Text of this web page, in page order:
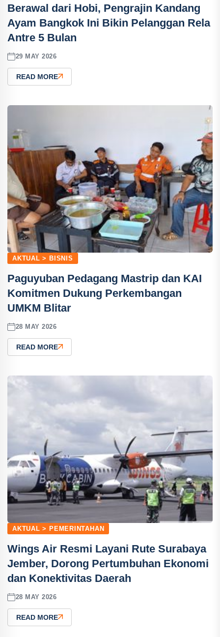
Berawal dari Hobi, Pengrajin Kandang
Ayam Bangkok Ini Bikin Pelanggan Rela
Antre 5 Bulan
29 MAY 2026
READ MORE
AKTUAL > BISNIS
Paguyuban Pedagang Mastrip dan KAI
Komitmen Dukung Perkembangan
UMKM Blitar
28 MAY 2026
READ MORE
AKTUAL > PEMERINTAHAN
Wings Air Resmi Layani Rute Surabaya
Jember, Dorong Pertumbuhan Ekonomi
dan Konektivitas Daerah
28 MAY 2026
READ MORE